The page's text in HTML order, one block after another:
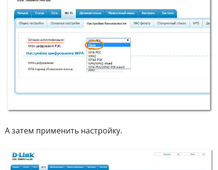
А затем применить настройку.